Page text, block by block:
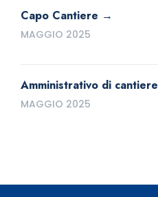
Capo Cantiere
MAGGIO 2025
Amministrativo di cantiere
MAGGIO 2025